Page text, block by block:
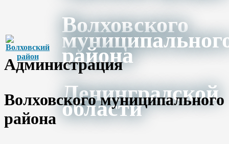
Волховского
района
Ленинградской
области
Администрация
Волховского муниципального
района